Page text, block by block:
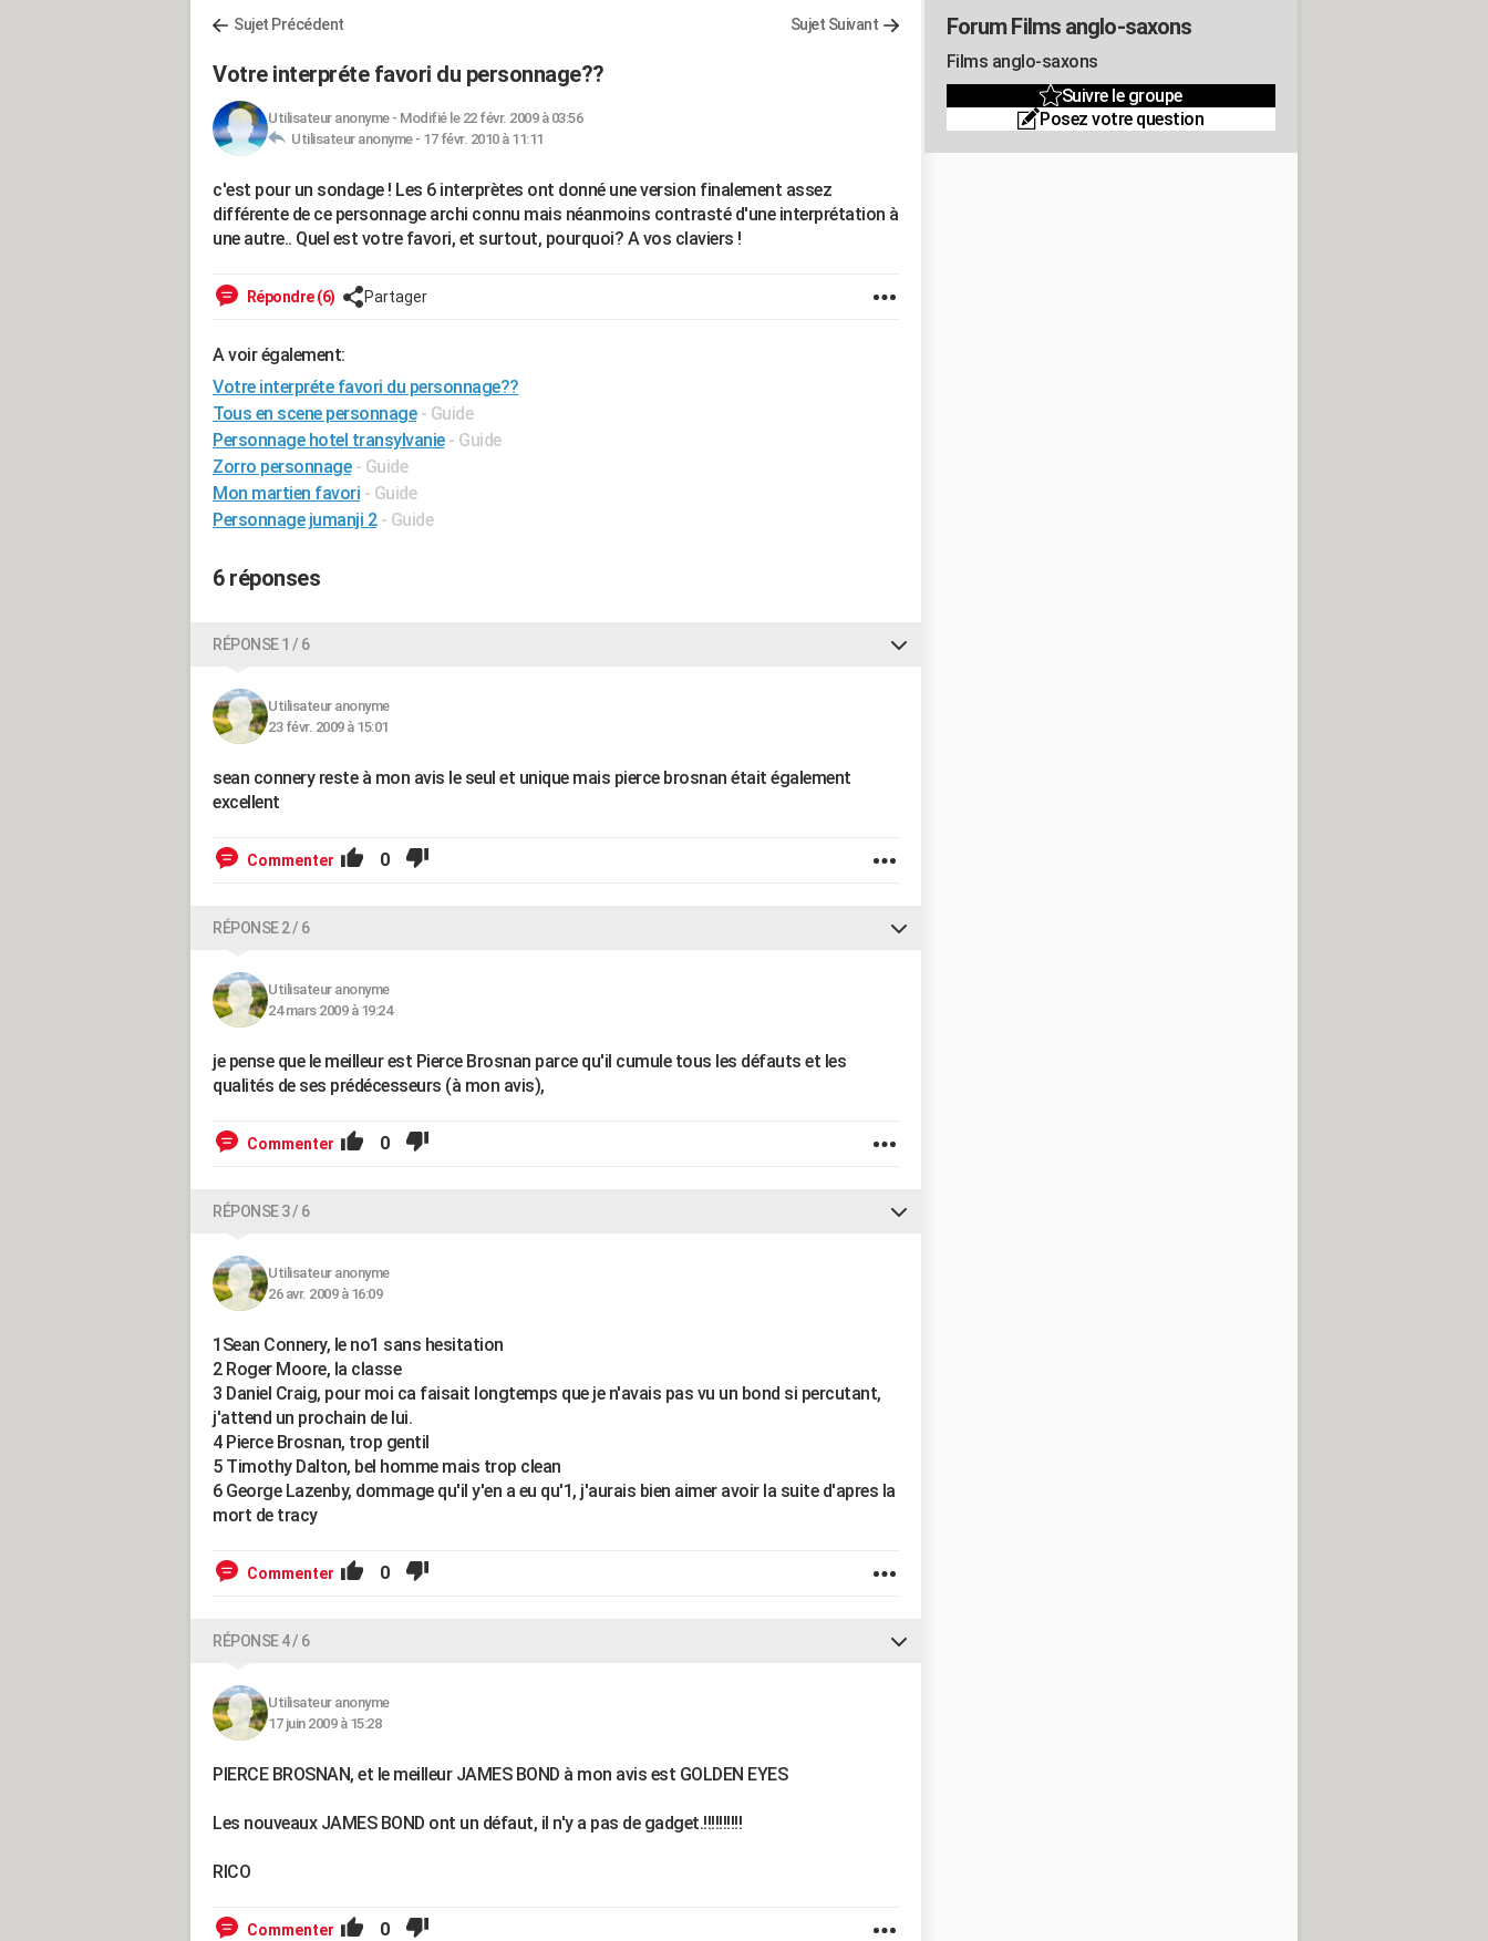
Sujet Précédent Sujet Suivant
Votre interpréte favori du personnage??
Utilisateur anonyme- Modifié le 22 févr. 2009 à 03:56
Utilisateur anonyme - 17 févr. 2010 à 11:11
c'est pour un sondage ! Les 6 interprètes ont donné une version finalement assez
différente de ce personnage archi connu mais néanmoins contrasté d'une interprétation à
une autre.. Quel est votre favori, et surtout, pourquoi? A vos claviers !
Répondre (6) Partager
A voir également:
Votre interpréte favori du personnage??
Tous en scene personnage - Guide
Personnage hotel transylvanie - Guide
Zorro personnage - Guide
Mon martien favori - Guide
Personnage jumanji 2 - Guide
6 réponses
RÉPONSE 1 / 6
Utilisateur anonyme
23 févr. 2009 à 15:01
sean connery reste à mon avis le seul et unique mais pierce brosnan était également
excellent
Commenter 0
RÉPONSE 2 / 6
Utilisateur anonyme
24 mars 2009 à 19:24
je pense que le meilleur est Pierce Brosnan parce qu'il cumule tous les défauts et les
qualités de ses prédécesseurs (à mon avis),
Commenter 0
RÉPONSE 3 / 6
Utilisateur anonyme
26 avr. 2009 à 16:09
1Sean Connery, le no1 sans hesitation
2 Roger Moore, la classe
3 Daniel Craig, pour moi ca faisait longtemps que je n'avais pas vu un bond si percutant,
j'attend un prochain de lui.
4 Pierce Brosnan, trop gentil
5 Timothy Dalton, bel homme mais trop clean
6 George Lazenby, dommage qu'il y'en a eu qu'1, j'aurais bien aimer avoir la suite d'apres la
mort de tracy
Commenter 0
RÉPONSE 4 / 6
Utilisateur anonyme
17 juin 2009 à 15:28
PIERCE BROSNAN, et le meilleur JAMES BOND à mon avis est GOLDEN EYES
Les nouveaux JAMES BOND ont un défaut, il n'y a pas de gadget.!!!!!!!!!!
RICO
Commenter 0
Forum Films anglo-saxons
Films anglo-saxons
Suivre le groupe
Posez votre question